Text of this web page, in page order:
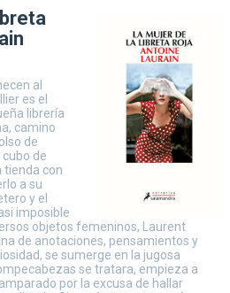
al
es el
librería
camino
de
de
tienda con
a su
y el
imposible
objetos femeninos, Laurent
de anotaciones, pensamientos y
se sumerge en la jugosa
se tratara, empieza a
por la excusa de hallar